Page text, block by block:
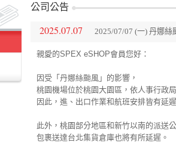
公司公告
2025.07.07 2025/07/07 (一) 丹娜
親愛的SPEX eSHOP會員您好：
因受「 丹娜絲颱風 」的影響，
桃園機場位於桃園大園區 ， 依人事行政
因此 ， 進、出口作業和航班安排皆有延遲
此外 ，桃園部分地區和新竹以南的派送
包裹送達台北集貨倉庫也將有所延遲 。